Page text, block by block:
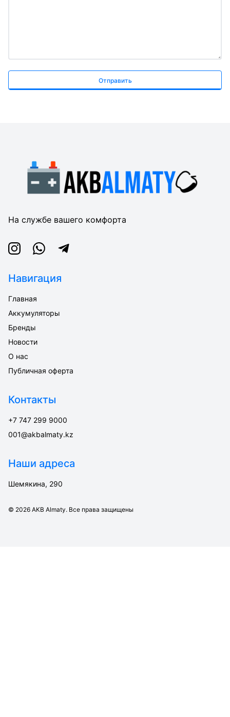
Отправить
На службе вашего комфорта
InstagramWhatsappTelegram
Навигация
Главная
Аккумуляторы
Бренды
Новости
О нас
Публичная оферта
Контакты
+7 747 299 9000
001@akbalmaty.kz
Наши адреса
Шемякина, 290
© 2026 AKB Almaty. Все права защищены